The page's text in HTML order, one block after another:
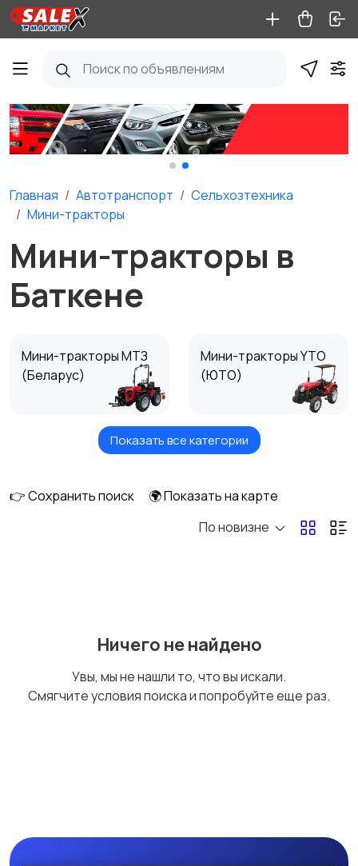
Главная Автотранспорт
Сельхозтехника
Мини-тракторы
Мини-тракторы в
Баткене
Мини-тракторы МТЗ
(Беларус)
Мини-тракторы YTO
(ЮТО)
Мини-тракторы
Мини-тракторы Iseki
Honda
Показать все категории
👉 Сохранить поиск
🌍 Показать на карте
По новизне
Ничего не найдено
Увы, мы не нашли то, что вы искали.
Смягчите условия поиска и попробуйте еще раз.